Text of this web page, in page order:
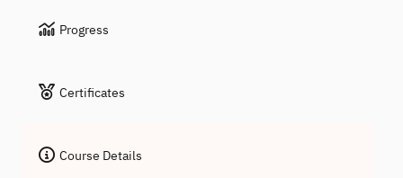
Progress
Certificates
Course Details